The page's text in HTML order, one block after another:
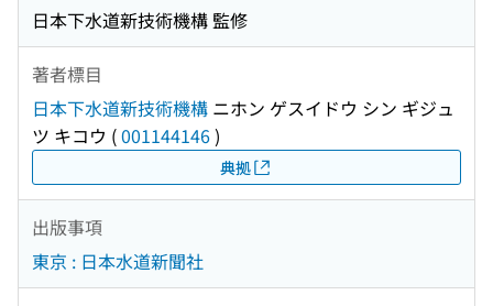
日本下水道新技術機構 監修
著者標目
日本下水道新技術機構 ニホン ゲスイドウ シン ギジュ
ツ キコウ (001144146)
典拠
出版事項
東京 : 日本水道新聞社